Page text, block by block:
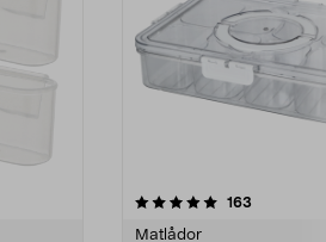
163
Matlådor
4.5 av 5 stjärnor